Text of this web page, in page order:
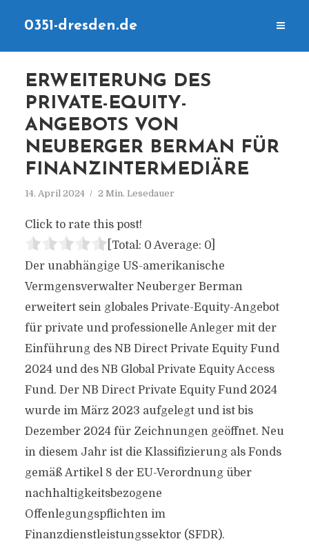
0351-dresden.de
ERWEITERUNG DES
PRIVATE-EQUITY-
ANGEBOTS VON
NEUBERGER BERMAN FÜR
FINANZINTERMEDIÄRE
14. April 2024 2 Min. Lesedauer
Click to rate this post!
[Total: 0 Average: 0]
Der unabhängige US-amerikanische
Vermgensverwalter Neuberger Berman
erweitert sein globales Private-Equity-Angebot
für private und professionelle Anleger mit der
Einführung des NB Direct Private Equity Fund
2024 und des NB Global Private Equity Access
Fund. Der NB Direct Private Equity Fund 2024
wurde im März 2023 aufgelegt und ist bis
Dezember 2024 für Zeichnungen geöffnet. Neu
in diesem Jahr ist die Klassifizierung als Fonds
gemäß Artikel 8 der EU-Verordnung über
nachhaltigkeitsbezogene
Offenlegungspflichten im
Finanzdienstleistungssektor (SFDR).